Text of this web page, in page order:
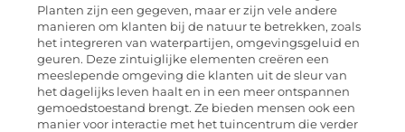
Planten zijn een gegeven, maar er zijn vele andere
manieren om klanten bij de natuur te betrekken, zoals
het integreren van waterpartijen, omgevingsgeluid en
geuren. Deze zintuiglijke elementen creëren een
meeslepende omgeving die klanten uit de sleur van
het dagelijks leven haalt en in een meer ontspannen
gemoedstoestand brengt. Ze bieden mensen ook een
manier voor interactie met het tuincentrum die verder